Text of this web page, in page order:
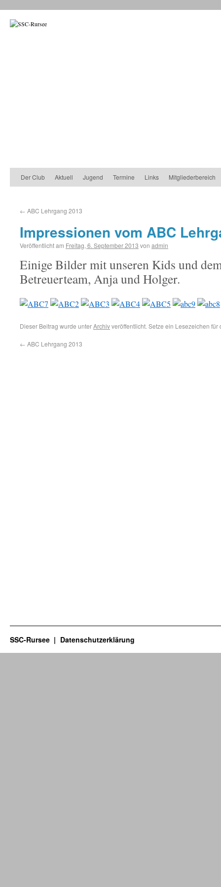
Der Club Aktuell Jugend Termine Links Mitgliederbereich
← ABC Lehrgang 2013
Impressionen vom ABC
Veröffentlicht am Freitag, 6. September 2013 von admin
Einige Bilder mit unseren Kids und
Betreuerteam, Anja und Holger.
Dieser Beitrag wurde unterArchivveröffentlicht. Setze ein Lesezeichen für
← ABC Lehrgang 2013
SSC-Rursee Datenschutzerklärung